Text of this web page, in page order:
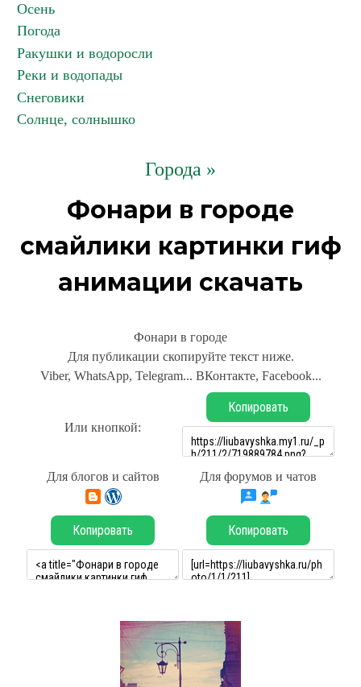
Осень
Погода
Ракушки и водоросли
Реки и водопады
Снеговики
Солнце, солнышко
Города »
Фонари в городе
смайлики картинки гиф
анимации скачать
Фонари в городе
Для публикации скопируйте текст ниже.
Viber, WhatsApp, Telegram... ВКонтакте, Facebook...
Или кнопкой:
Копировать
Для блогов и сайтов Для форумов и чатов
Копировать Копировать